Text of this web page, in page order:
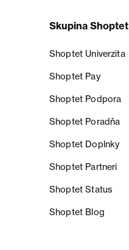
Skupina Shoptet
Shoptet Univerzita
Shoptet Pay
Shoptet Podpora
Shoptet Poradňa
Shoptet Doplnky
Shoptet Partneri
Shoptet Status
Shoptet Blog